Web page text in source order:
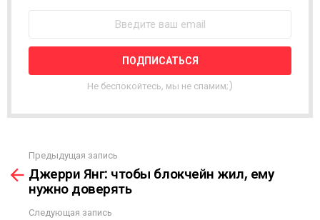
О
Т
Н
А
Ы
Л
К
А
Не беспокойтесь, мы не спамим;)
м
Предыдущая запись
Джерри Янг: чтобы блокчейн жил, ему
нужно доверять
Следующая запись